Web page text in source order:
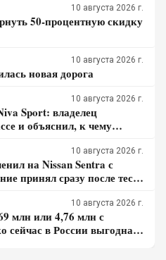
10 августа 2026 г.
50-процентную скидку
10 августа 2026 г.
новая дорога
10 августа 2026 г.
Sport: владелец
и объяснил, к чему
10 августа 2026 г.
на Nissan Sentra с
принял сразу после тест-
10 августа 2026 г.
млн или 4,76 млн с
сейчас в России выгодна